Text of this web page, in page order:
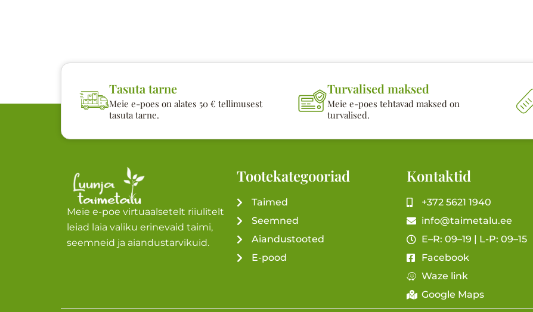
Tasuta tarne
Meie e-poes on alates 50 € tellimusest
tasuta tarne.
Turvalised maksed
Meie e-poes tehtavad maksed on
turvalised.
Meie e-poe virtuaalsetelt riiulitelt
leiad laia valiku erinevaid taimi,
seemneid ja aiandustarvikuid.
Tootekategooriad
Taimed
Seemned
Aiandustooted
E-pood
Kontaktid
+372 5621 1940
info@taimetalu.ee
E–R: 09–19 | L-P: 09–15
Facebook
Waze link
Google Maps